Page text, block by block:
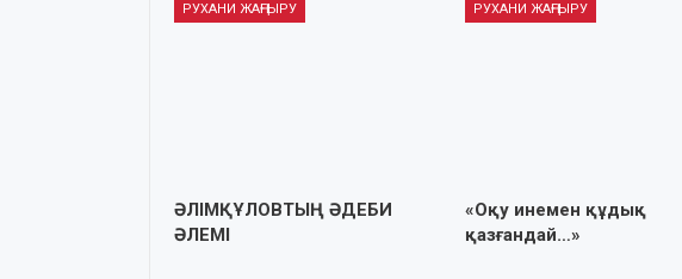
РУХАНИ ЖАҢҒЫРУ
ӘЛІМҚҰЛОВТЫҢ ӘДЕБИ
ӘЛЕМІ
РУХАНИ ЖАҢҒЫРУ
«Оқу инемен құдық
қазғандай…»